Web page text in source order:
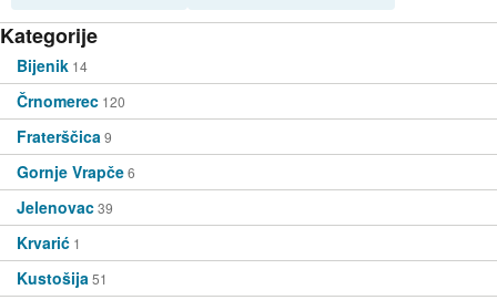
Kategorije
Bijenik 14
Črnomerec 120
Fraterščica 9
Gornje Vrapče6
Jelenovac39
Krvarić 1
Kustošija 51